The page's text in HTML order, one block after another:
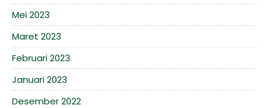
Mei 2023
Maret 2023
Februari 2023
Januari 2023
Desember 2022